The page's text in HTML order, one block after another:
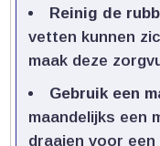
Reinig de
vetten kunnen
maak deze
Gebruik een
maandelijks een
draaien voor